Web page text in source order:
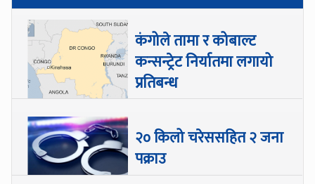
कंगोले तामा र कोबाल्ट
कन्सन्ट्रेट निर्यातमा लगायो
प्रतिबन्ध
२० किलो चरेससहित २ जना
पक्राउ